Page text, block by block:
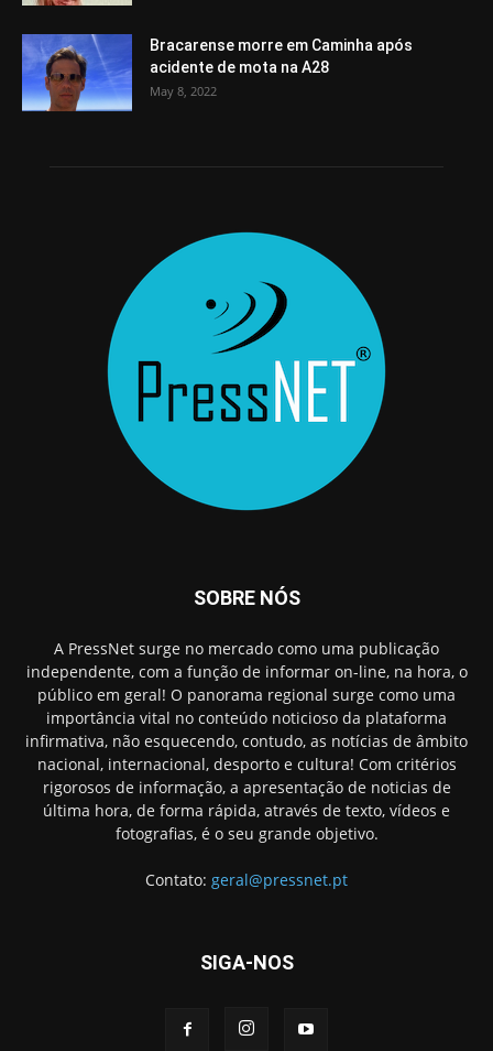
Bracarense morre em Caminha após
acidente de mota na A28
May 8, 2022
SOBRE NÓS
A PressNet surge no mercado como uma publicação
independente, com a função de informar on-line, na hora, o
público em geral! O panorama regional surge como uma
importância vital no conteúdo noticioso da plataforma
infirmativa, não esquecendo, contudo, as notícias de âmbito
nacional, internacional, desporto e cultura! Com critérios
rigorosos de informação, a apresentação de noticias de
última hora, de forma rápida, através de texto, vídeos e
fotografias, é o seu grande objetivo.
Contato: geral@pressnet.pt
SIGA-NOS